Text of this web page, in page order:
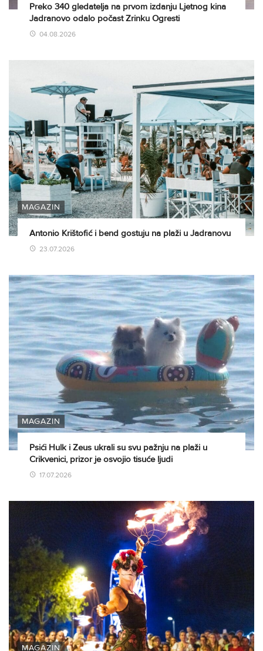
Preko 340 gledatelja na prvom izdanju Ljetnog kina
Jadranovo odalo počast Zrinku Ogresti
04.08.2026
MAGAZIN
Antonio Krištofić i bend gostuju na plaži u Jadranovu
23.07.2026
MAGAZIN
Psići Hulk i Zeus ukrali su svu pažnju na plaži u
Crikvenici, prizor je osvojio tisuće ljudi
17.07.2026
MAGAZIN